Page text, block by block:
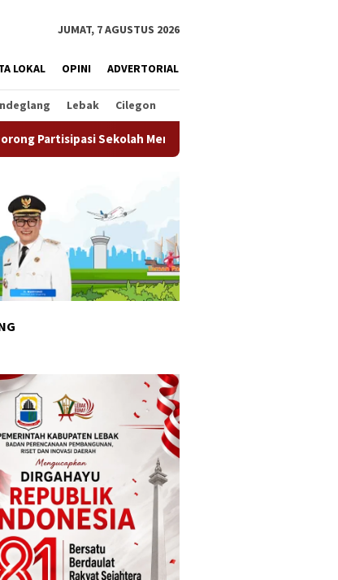
JUMAT, 7 AGUSTUS 2026
LOKAL OPINI ADVERTORIAL
Lebak Cilegon
Meningkat Pemkot Tangsel Matangkan